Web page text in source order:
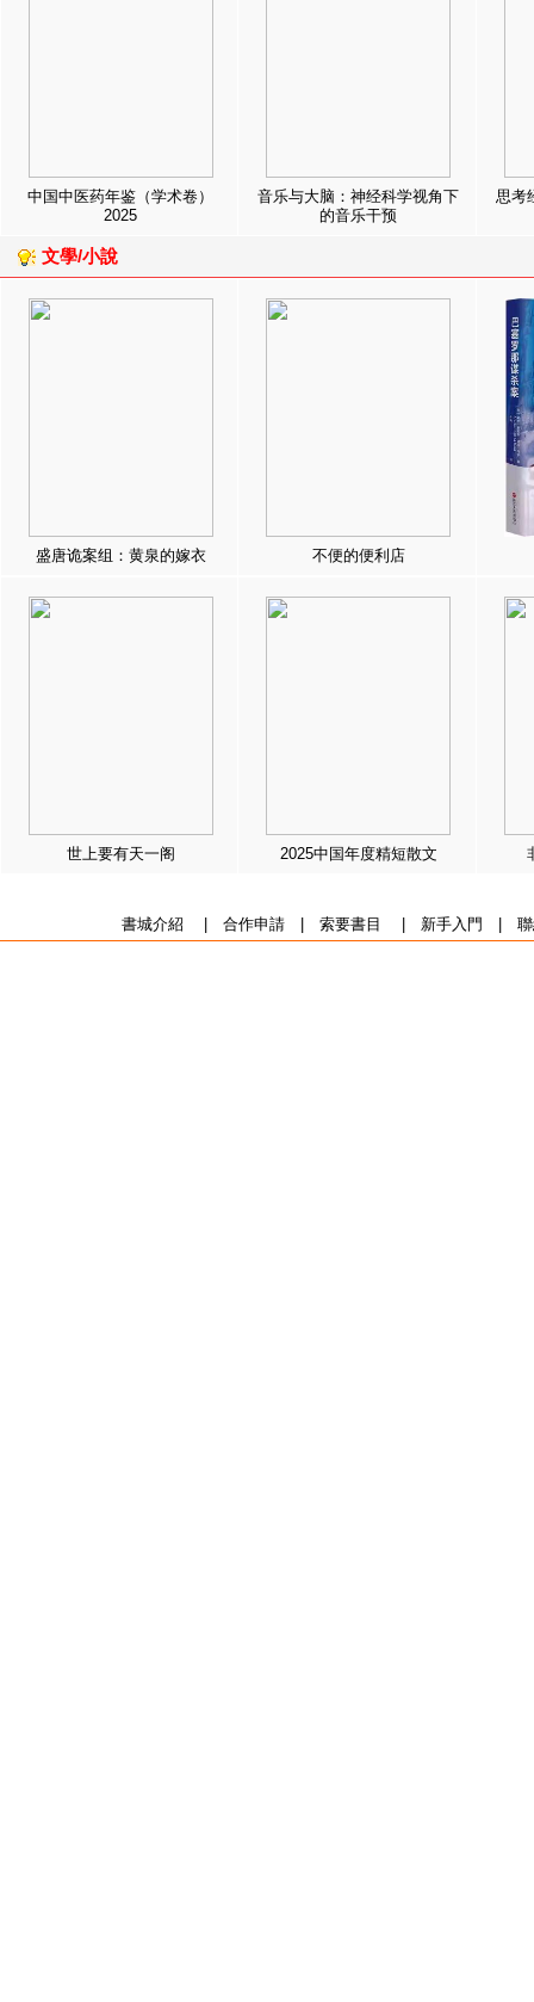
中国中医药年鉴（学术卷）
2025
音乐与大脑：神经科学视角下
的音乐干预
思考
文學/小說
盛唐诡案组：黄泉的嫁衣 不便的便利店
世上要有天一阁 2025中国年度精短散文
書城介紹 合作申請| 索要書目 新手入門